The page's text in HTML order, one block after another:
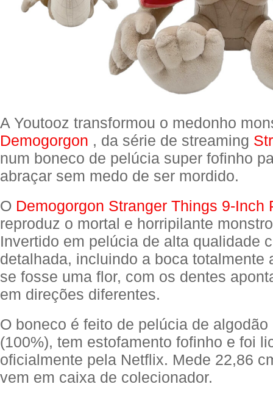
A Youtooz transformou o medonho
Demogorgon , da série de streaming
num boneco de pelúcia super fofinho
abraçar sem medo de ser mordido.
O Demogorgon Stranger Things 9-Inch
reproduz o mortal e horripilante
Invertido em pelúcia de alta qualidade
detalhada, incluindo a boca totalmente
se fosse uma flor, com os dentes
em direções diferentes.
O boneco é feito de pelúcia de
(100%), tem estofamento fofinho e foi
oficialmente pela Netflix. Mede 22,86
vem em caixa de colecionador.